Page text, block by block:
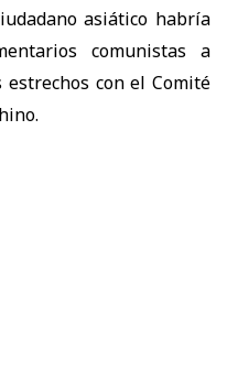
asiático habría
comunistas a
con el Comité